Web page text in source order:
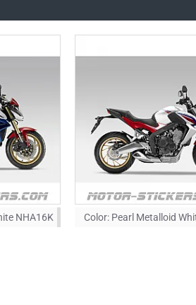
NHA16K Color: Pearl Metalloid